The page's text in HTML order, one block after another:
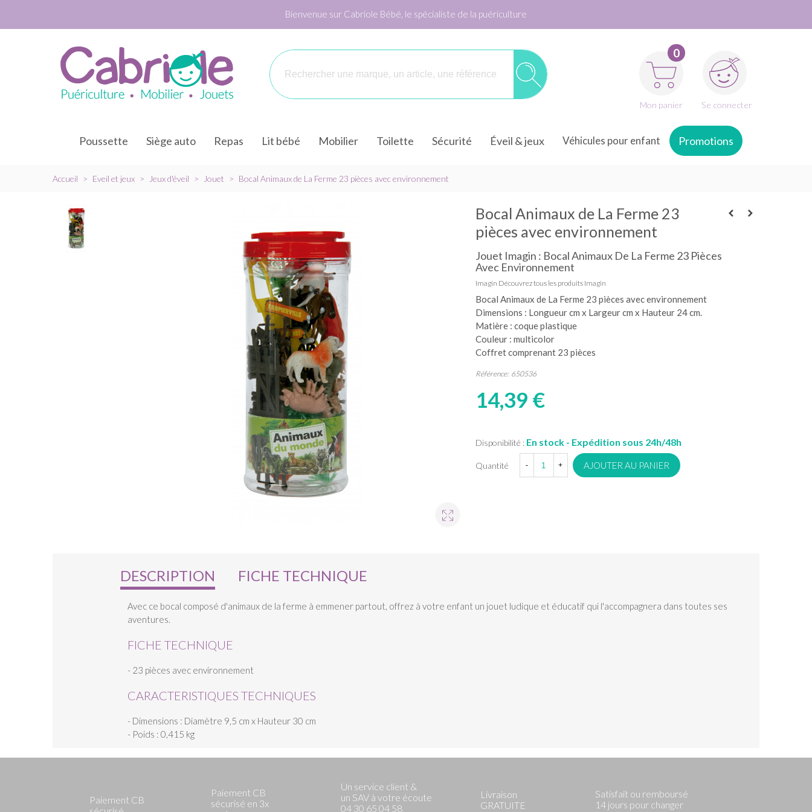
Bienvenue sur Cabriole Bébé, le spécialiste de la puériculture
0
Mon panier Se connecter
Poussette Siège auto Repas Lit bébé Mobilier Toilette Sécurité Éveil & jeux Véhicules pour enfant Promotions
Accueil > Eveil et jeux > Jeux d'éveil > Jouet > Bocal Animaux de La Ferme 23 pièces avec environnement
Bocal Animaux de La Ferme 23
pièces avec environnement
Jouet Imagin : Bocal Animaux De La Ferme 23 Pièces
Avec Environnement
Imagin Découvrez tous les produits Imagin
Bocal Animaux de La Ferme 23 pièces avec environnement
Dimensions : Longueur cm x Largeur cm x Hauteur 24 cm.
Matière : coque plastique
Couleur : multicolor
Coffret comprenant 23 pièces
Référence: 650536
14,39 €
Disponibilité : En stock - Expédition sous 24h/48h
Quantité - + AJOUTER AU PANIER
DESCRIPTION FICHE TECHNIQUE
Avec ce bocal composé d'animaux de la ferme à emmener partout, offrez à votre enfant un jouet ludique et éducatif qui l'accompagnera dans toutes ses
aventures.
FICHE TECHNIQUE
- 23 pièces avec environnement
CARACTERISTIQUES TECHNIQUES
- Dimensions : Diamètre 9,5 cm x Hauteur 30 cm
- Poids : 0,415 kg
Paiement CB
Paiement CB
sécurisé en 3x
Un service client &
un SAV à votre écoute
04 30 65 04 58
Livraison
GRATUITE
Satisfait ou remboursé
14 jours pour changer